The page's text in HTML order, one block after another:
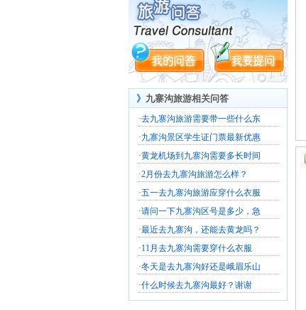
》 九寨沟旅游相关问答
·去九寨沟旅游需要带一些什么东
·九寨沟景区学生证门票最新优惠
·黄龙机场到九寨沟需要多长时间
·2月份去九寨沟旅游怎么样？
·五一去九寨沟旅游应穿什么衣服
·请问一下九寨沟区号是多少，急
·最近去九寨沟，还能去黄龙吗？
·11月去九寨沟需要穿什么衣服
·冬天是去九寨沟好还是峨眉乐山
·什么时候去九寨沟最好？谢谢